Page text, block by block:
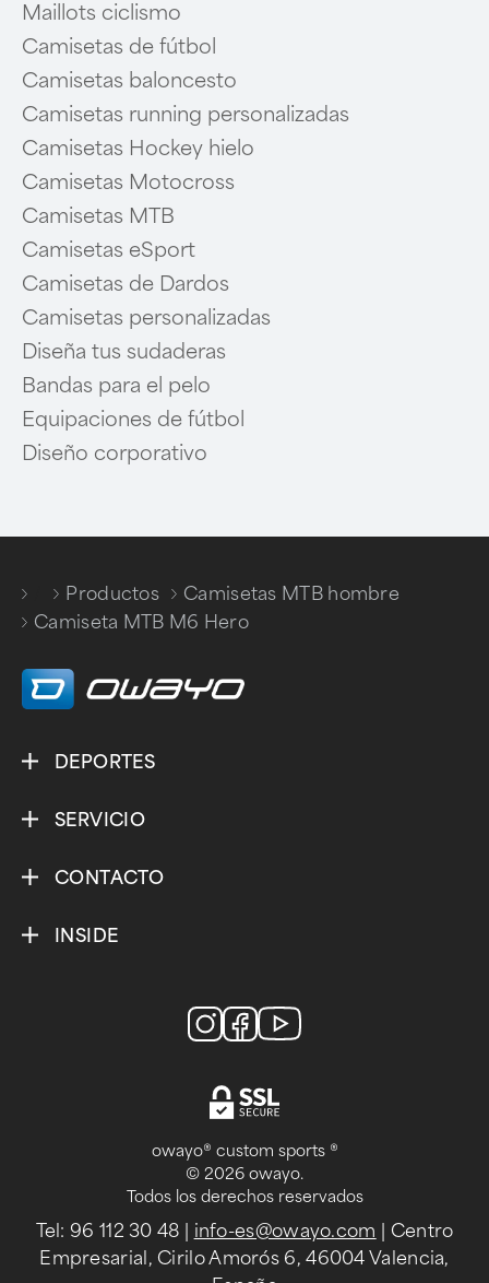
Maillots ciclismo
Camisetas de fútbol
Camisetas baloncesto
Camisetas running personalizadas
Camisetas Hockey hielo
Camisetas Motocross
Camisetas MTB
Camisetas eSport
Camisetas de Dardos
Camisetas personalizadas
Diseña tus sudaderas
Bandas para el pelo
Equipaciones de fútbol
Diseño corporativo
Productos
/
Camisetas MTB hombre
/
Camiseta MTB M6 Hero
DEPORTES
SERVICIO
CONTACTO
INSIDE
owayo® custom sports ®
© 2026 owayo.
Todos los derechos reservados
Tel: 96 112 30 48 info-es@owayo.com | Centro
Empresarial, Cirilo Amorós 6, 46004 Valencia,